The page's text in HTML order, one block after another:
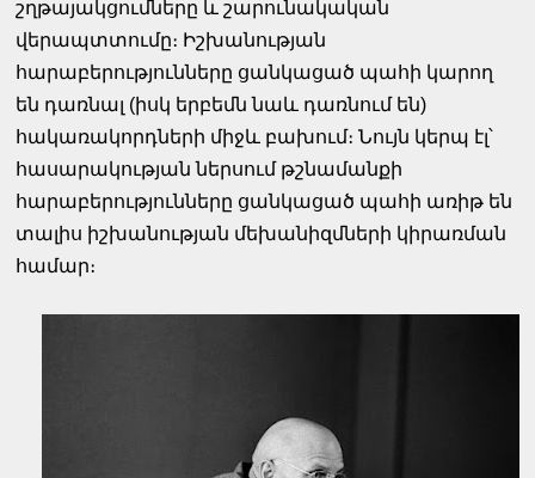
շղթայակցումները և շարունակական
վերապտտումը։ Իշխանության
հարաբերությունները ցանկացած պահի կարող
են դառնալ (իսկ երբեմն նաև դառնում են)
հակառակորդների միջև բախում։ Նույն կերպ էլ՝
հասարակության ներսում թշնամանքի
հարաբերությունները ցանկացած պահի առիթ են
տալիս իշխանության մեխանիզմների կիրառման
համար։